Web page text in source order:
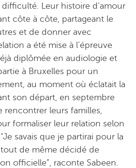
Leur histoire d’amour
côte à côte, partageant le
et de donner avec
a été mise à l’épreuve
diplômée en audiologie et
à Bruxelles pour un
au moment où éclatait la
son départ, en septembre
rencontrer leurs familles,
formaliser leur relation selon
savais que je partirai pour la
tout de même décidé de
officielle”, raconte Sabeen.